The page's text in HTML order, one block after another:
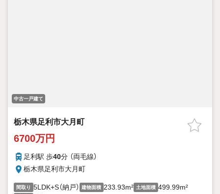
中古一戸建て
栃木県足利市大月町
6700万円
足利駅 歩40分 （両毛線）
栃木県足利市大月町
間取り 5LDK+S（納戸） 建物面積 233.93m² 土地面積 499.99m²